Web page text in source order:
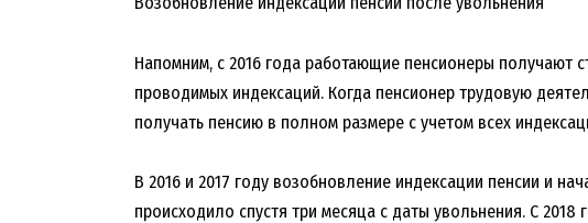
Напомним, с 2016 года работающие пенсионеры получают
проводимых индексаций. Когда пенсионер трудовую
получать пенсию в полном размере с учетом всех
В 2016 и 2017 году возобновление индексации пенсии и
происходило спустя три месяца с даты увольнения. С 2018